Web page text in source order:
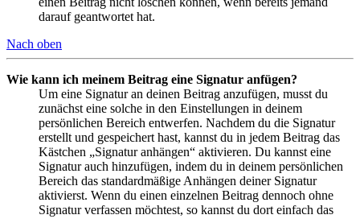
darauf geantwortet hat.
Nach oben
Wie kann ich meinem Beitrag eine Signatur anfügen?
Um eine Signatur an deinen Beitrag anzufügen, musst du
zunächst eine solche in den Einstellungen in deinem
persönlichen Bereich entwerfen. Nachdem du die Signatur
erstellt und gespeichert hast, kannst du in jedem Beitrag das
Kästchen „Signatur anhängen“ aktivieren. Du kannst eine
Signatur auch hinzufügen, indem du in deinem persönlichen
Bereich das standardmäßige Anhängen deiner Signatur
aktivierst. Wenn du einen einzelnen Beitrag dennoch ohne
Signatur verfassen möchtest, so kannst du dort einfach das